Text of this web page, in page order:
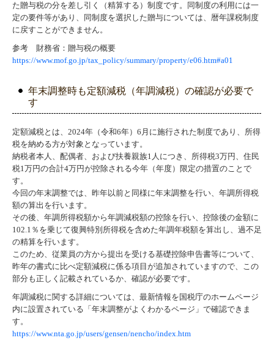
た贈与税の分を差し引く（精算する）制度です。同制度の利用には一
定の要件等があり、同制度を選択した贈与については、暦年課税制度
に戻すことができません。
参考 財務省：贈与税の概要
https://www.mof.go.jp/tax_policy/summary/property/e06.htm#a01
年末調整時も定額減税（年調減税）の確認が必要で
す
定額減税とは、2024年（令和6年）6月に施行された制度であり、所得
税を納める方が対象となっています。
納税者本人、配偶者、および扶養親族1人につき、所得税3万円、住民
税1万円の合計4万円が控除される今年（年度）限定の措置のことで
す。
今回の年末調整では、昨年以前と同様に年末調整を行い、年調所得税
額の算出を行います。
その後、年調所得税額から年調減税額の控除を行い、控除後の金額に
102.1％を乗じて復興特別所得税を含めた年調年税額を算出し、過不足
の精算を行います。
このため、従業員の方から提出を受ける基礎控除申告書等について、
昨年の書式に比べ定額減税に係る項目が追加されていますので、 この
部分も正しく記載されているか、確認が必要です。
年調減税に関する詳細については、最新情報を国税庁のホームページ
内に設置されている「年末調整がよくわかるページ」で確認できま
す。
https://www.nta.go.jp/users/gensen/nencho/index.htm